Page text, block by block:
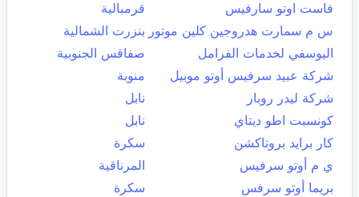
فاست اوتو سارفيس
قرمبالية
س م سمارت هدروجين كلين موتور بنزرت الشمالية
اليوسفي لخدمات الفرامل
صفاقس الجنوبية
شركة عبيد سرفيس أوتو موبيل
منوبة
شركة ليدر روبار
نابل
كونسبت اطو ديتاي
نابل
كار برايد بروتاكشن
سكرة
ي م أوتو سرفيس
المرناقية
بريما أوتو سرفس
سكرة